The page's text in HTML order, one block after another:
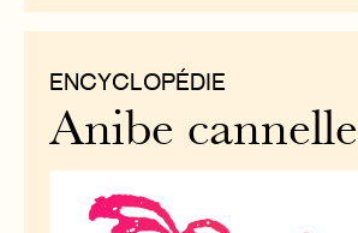
ENCYCLOPÉDIE
Anibe cannelle